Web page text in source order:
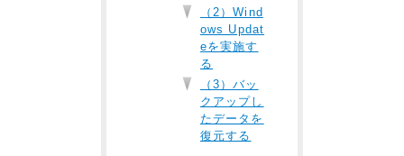
（2）Wind
ows Updat
eを実施す
る
（3）バッ
クアップし
たデータを
復元する